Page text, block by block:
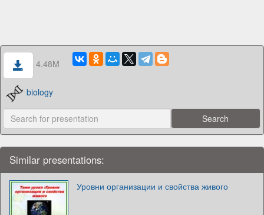
4.48M
biology
Similar presentations:
Уровни организации и свойства живого